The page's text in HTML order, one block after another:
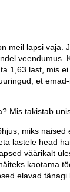
meil lapsi vaja.
veendumus.
1,63 last, mis
et
Mis takistab
miks naised
lastele head
väärikalt
kaotama
elavad tänagi